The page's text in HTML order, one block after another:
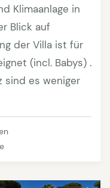
Klimaanlage in
Blick auf
der Villa ist für
(incl. Babys) .
sind es weniger